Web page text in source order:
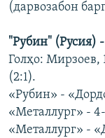
(дарвозабон
"Рубин" (Русия)
Голҳо: Мирзоев,
(2:1).
«Рубин» -
«Металлург» -
«Металлург» -